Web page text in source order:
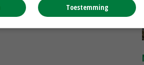
Toestemming